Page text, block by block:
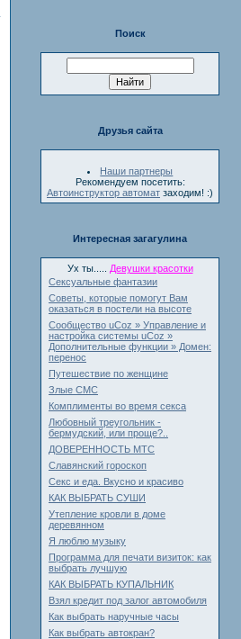
Поиск
Друзья сайта
Наши партнеры
Рекомендуем посетить:
Автоинструктор автомат заходим! :)
Интересная загагулина
Ух ты.....
Девушки красотки
Сексуальные фантазии
Советы, которые помогут Вам
оказаться в постели на высоте
Сообщество uCoz » Управление и
настройка системы uCoz »
Дополнительные функции » Домен:
перенос
Путешествие по женщине
Злые СМС
Комплименты во время секса
Любовный треугольник -
бермудский, или проще?..
ДОВЕРЕННОСТЬ МТС
Славянский гороскоп
Секс и еда. Вкусно и красиво
КАК ВЫБРАТЬ СУШИ
Утепление кровли в доме
деревянном
Я люблю музыку
Программа для печати визиток: как
выбрать лучшую
КАК ВЫБРАТЬ КУПАЛЬНИК
Взял кредит под залог автомобиля
Как выбрать наручные часы
Как выбрать автокран?